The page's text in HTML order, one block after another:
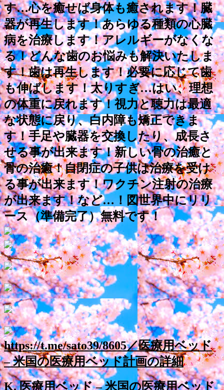
す…心を癒せば身体も癒されます！臓
器が再生します！あらゆる種類の心臓
病を治療します！アレルギーがなくな
る！どんな歯のお悩みも解決いたしま
す！歯は再生します！必要に応じて歯
も伸ばします！太りすぎ…はい、理想
の体重に戻れます！視力と聴力は最適
な状態に戻り、白内障も矯正できま
す！手足や臓器を交換したり、成長さ
せる事が出来ます！新しい骨の治癒と
骨の治癒！自閉症の子供は治療を受け
る事が出来ます！ワクチン注射の治療
が出来ます！など…！図世界中にリリ
ース（準備完了）無料です！
https://t.me/sato39/8605／医療用ベッド
– 米国の医療用ベッド計画の詳細
K. 医療用ベッド – 米国の医療用ベッド